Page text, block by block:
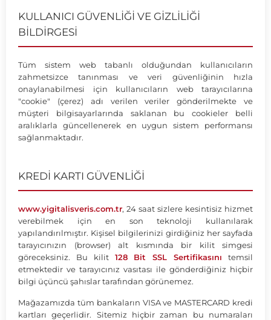
KULLANICI GÜVENLİĞİ VE GİZLİLİĞİ
BİLDİRGESİ
Tüm sistem web tabanlı olduğundan kullanıcıların
zahmetsizce tanınması ve veri güvenliğinin hızla
onaylanabilmesi için kullanıcıların web tarayıcılarına
"cookie" (çerez) adı verilen veriler gönderilmekte ve
müşteri bilgisayarlarında saklanan bu cookieler belli
aralıklarla güncellenerek en uygun sistem performansı
sağlanmaktadır.
KREDİ KARTI GÜVENLİĞİ
www.yigitalisveris.com.tr, 24 saat sizlere kesintisiz hizmet
verebilmek için en son teknoloji kullanılarak
yapılandırılmıştır. Kişisel bilgilerinizi girdiğiniz her sayfada
tarayıcınızın (browser) alt kısmında bir kilit simgesi
göreceksiniz. Bu kilit 128 Bit SSL Sertifikasını temsil
etmektedir ve tarayıcınız vasıtası ile gönderdiğiniz hiçbir
bilgi üçüncü şahıslar tarafından görünemez.
Mağazamızda tüm bankaların VISA ve MASTERCARD kredi
kartları geçerlidir. Sitemiz hiçbir zaman bu numaraları